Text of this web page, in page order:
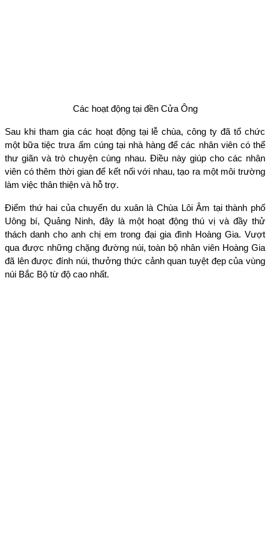
Các hoạt động tại đền Cửa Ông
Sau khi tham gia các hoạt động tại lễ chùa, công ty đã tổ chức
một bữa tiệc trưa ấm cúng tại nhà hàng để các nhân viên có thể
thư giãn và trò chuyện cùng nhau. Điều này giúp cho các nhân
viên có thêm thời gian để kết nối với nhau, tạo ra một môi trường
làm việc thân thiện và hỗ trợ.
Điểm thứ hai của chuyến du xuân là Chùa Lôi Âm tại thành phố
Uông bí, Quảng Ninh, đây là một hoạt động thú vị và đầy thử
thách danh cho anh chị em trong đại gia đình Hoàng Gia. Vượt
qua được những chặng đường núi, toàn bộ nhân viên Hoàng Gia
đã lên được đính núi, thưởng thức cảnh quan tuyệt đẹp của vùng
núi Bắc Bộ từ độ cao nhất.